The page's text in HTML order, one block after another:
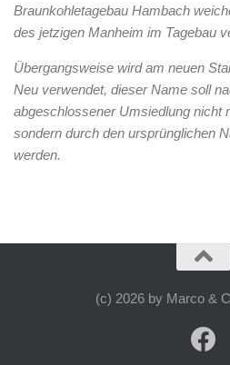
Braunkohletagebau Hambach
des jetzigen Manheim im Tagebau
Übergangsweise wird am neuen
Neu verwendet, dieser Name soll
abgeschlossener Umsiedlung nicht
sondern durch den ursprünglichen
werden.
(c) 2026 by Marco &